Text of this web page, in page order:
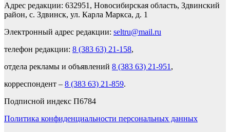
Адрес редакции: 632951, Новосибирская область, Здвинский
район, с. Здвинск, ул. Карла Маркса, д. 1
Электронный адрес редакции: seltru@mail.ru
телефон редакции: 8 (383 63) 21-158,
отдела рекламы и объявлений 8 (383 63) 21-951 ,
корреспондент – 8 (383 63) 21-859.
Подписной индекс П6784
Политика конфиденциальности персональных данных